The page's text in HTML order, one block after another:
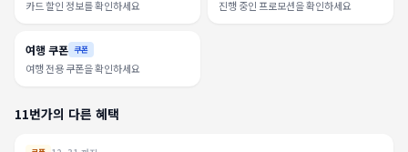
카드 할인 정보를 확인하세요 진행 중인 프로모션을 확인하세요
여행 쿠폰 쿠폰
여행 전용 쿠폰을 확인하세요
11번가의 다른 혜택